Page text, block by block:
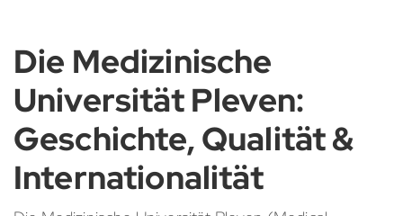
Die Medizinische
Universität Pleven:
Geschichte, Qualität &
Internationalität